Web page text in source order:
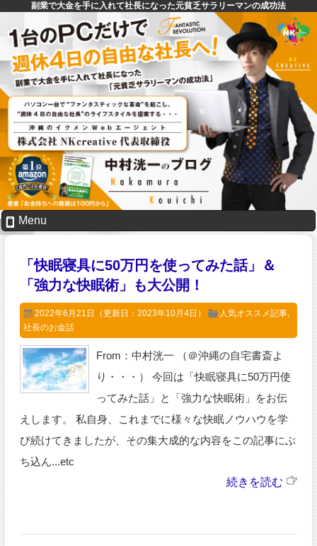
副業で大金を手に入れて社長になった元貧乏サラリーマンの成功法
Menu
「快眠寝具に50万円を使ってみた話」＆
「強力な快眠術」も大公開！
2022年6月21日 （更新日：2023年10月4日） 人気オススメ記事,
社長のお金話
From：中村洸一 （＠沖縄の自宅書斎よ
り・・・） 今回は「快眠寝具に50万円使
ってみた話」と「強力な快眠術」をお伝
えします。 私自身、これまでに様々な快眠ノウハウを学
び続けてきましたが、その集大成的な内容をこの記事にぶ
ち込ん...etc
続きを読む